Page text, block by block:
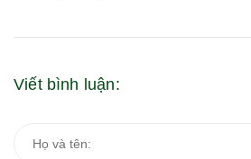
Viết bình luận: